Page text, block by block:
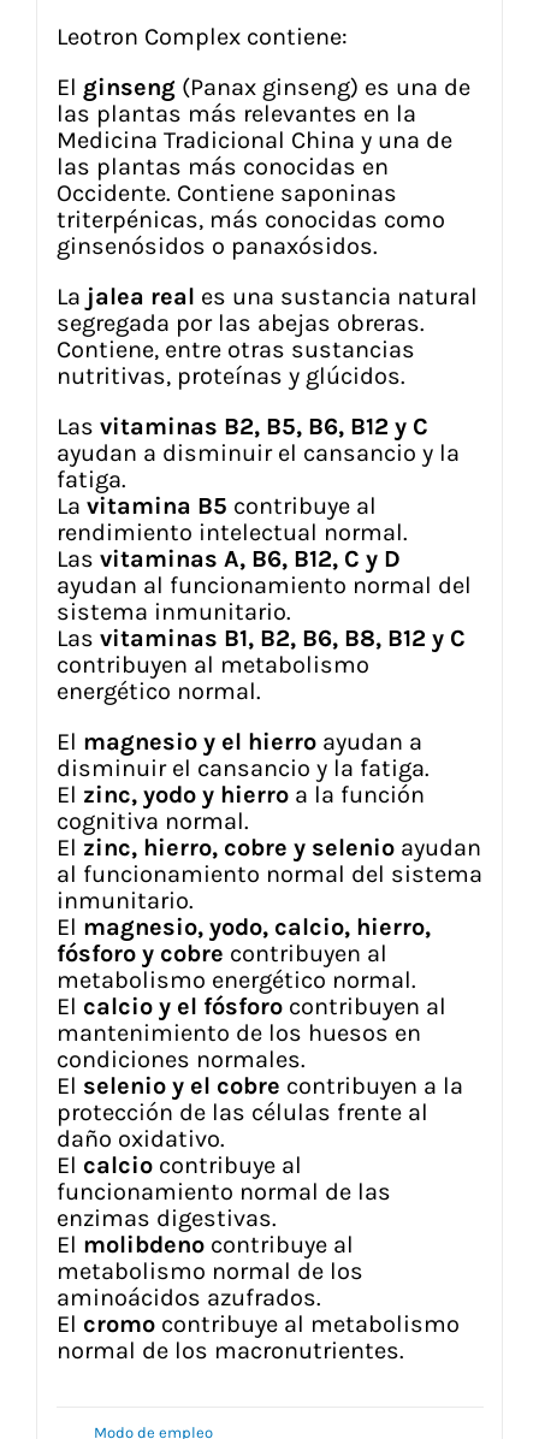
Leotron Complex contiene:
El ginseng (Panax ginseng) es una de
las plantas más relevantes en la
Medicina Tradicional China y una de
las plantas más conocidas en
Occidente. Contiene saponinas
triterpénicas, más conocidas como
ginsenósidos o panaxósidos.
La jalea real es una sustancia natural
segregada por las abejas obreras.
Contiene, entre otras sustancias
nutritivas, proteínas y glúcidos.
Las vitaminas B2, B5, B6, B12 y C
ayudan a disminuir el cansancio y la
fatiga.
La vitamina B5 contribuye al
rendimiento intelectual normal.
Las vitaminas A, B6, B12, C y D
ayudan al funcionamiento normal del
sistema inmunitario.
Las vitaminas B1, B2, B6, B8, B12 y C
contribuyen al metabolismo
energético normal.
El magnesio y el hierroayudan a
disminuir el cansancio y la fatiga.
El zinc, yodo y hierroa la función
cognitiva normal.
El zinc, hierro, cobre y selenioayudan
al funcionamiento normal del sistema
inmunitario.
El magnesio, yodo, calcio, hierro,
fósforo y cobre contribuyen al
metabolismo energético normal.
El calcio y el fósforocontribuyen al
mantenimiento de los huesos en
condiciones normales.
El selenio y el cobre contribuyen a la
protección de las células frente al
daño oxidativo.
El calciocontribuye al
funcionamiento normal de las
enzimas digestivas.
El molibdenocontribuye al
metabolismo normal de los
aminoácidos azufrados.
El cromocontribuye al metabolismo
normal de los macronutrientes.
Modo de empleo